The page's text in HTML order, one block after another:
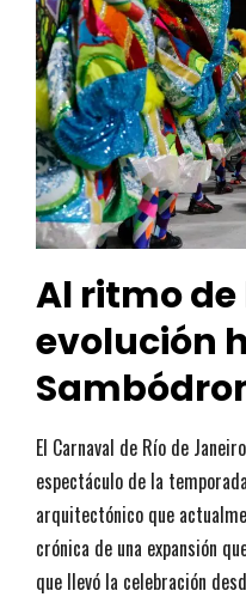
Al ritmo de
evolución
El Carnaval de Río de
espectáculo de la
arquitectónico que
crónica de una expansión
que llevó la celebración